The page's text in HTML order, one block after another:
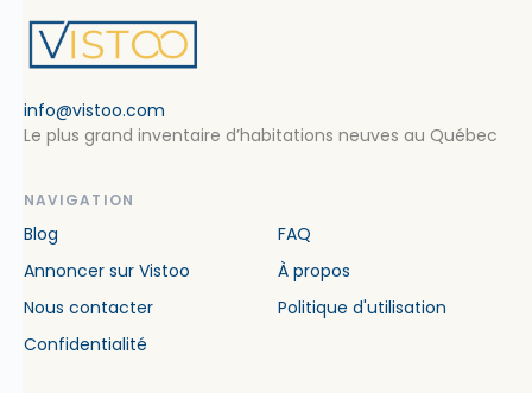
info@vistoo.com
Le plus grand inventaire d’habitations neuves au Québec
NAVIGATION
Blog
FAQ
Annoncer sur Vistoo
À propos
Nous contacter
Politique d'utilisation
Confidentialité